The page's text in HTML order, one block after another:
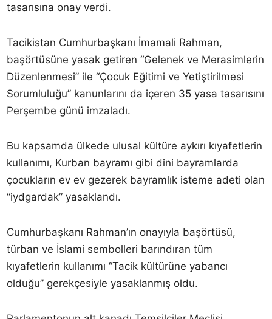
tasarısına onay verdi.
Tacikistan Cumhurbaşkanı İmamali Rahman,
başörtüsüne yasak getiren “Gelenek ve Merasimlerin
Düzenlenmesi” ile “Çocuk Eğitimi ve Yetiştirilmesi
Sorumluluğu” kanunlarını da içeren 35 yasa tasarısını
Perşembe günü imzaladı.
Bu kapsamda ülkede ulusal kültüre aykırı kıyafetlerin
kullanımı, Kurban bayramı gibi dini bayramlarda
çocukların ev ev gezerek bayramlık isteme adeti olan
“iydgardak” yasaklandı.
Cumhurbaşkanı Rahman’ın onayıyla başörtüsü,
türban ve İslami sembolleri barındıran tüm
kıyafetlerin kullanımı “Tacik kültürüne yabancı
olduğu” gerekçesiyle yasaklanmış oldu.